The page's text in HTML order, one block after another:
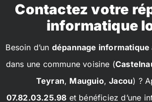
Contactez votre
informatique
Besoin d’un dépannage
dans une commune voisine (
Teyran, Mauguio,Jacou) ?
07.82.03.25.98 et bénéficiez d’une